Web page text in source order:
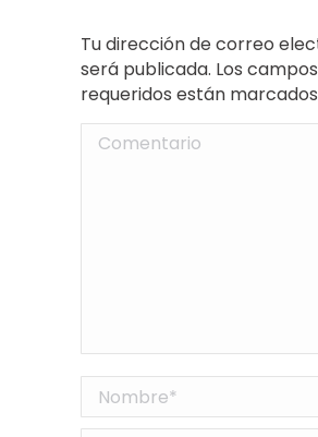
Tu dirección de correo
será publicada. Los campos
requeridos están marcados
Comentario
Nombre *